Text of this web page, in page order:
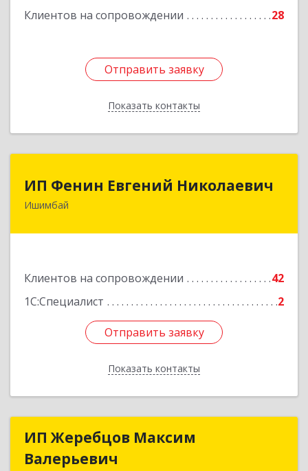
Клиентов на сопровождении 28
Отправить заявку
Показать контакты
Отправить заявку
Назад
ИП Фенин Евгений Николаевич
Ишимбай
Клиентов на сопровождении
42
1С:Специалист
2
Отправить заявку
Показать контакты
ИП Фенин Евгений Николаевич
453211, Башкортостан Респ, Ишимбайский р-н,
Отправить заявку
Назад
ИП Жеребцов Максим
Валерьевич
ИП Жеребцов Максим